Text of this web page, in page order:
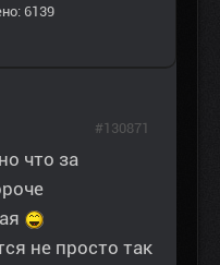
6139
что за
не просто так
#130871